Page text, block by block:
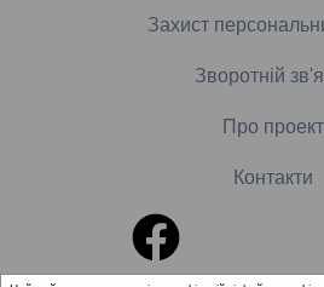
Захист
Зворотній
Про проект
Контакти